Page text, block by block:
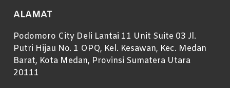
ALAMAT
Podomoro City Deli Lantai 11 Unit Suite 03 Jl.
Putri Hijau No. 1 OPQ, Kel. Kesawan, Kec. Medan
Barat, Kota Medan, Provinsi Sumatera Utara
20111